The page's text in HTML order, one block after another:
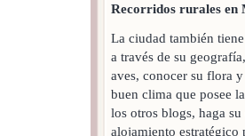
Recorridos rurales en
La ciudad también
a través de su
aves, conocer su flora
buen clima que posee
los otros blogs, haga
alojamiento estratégico